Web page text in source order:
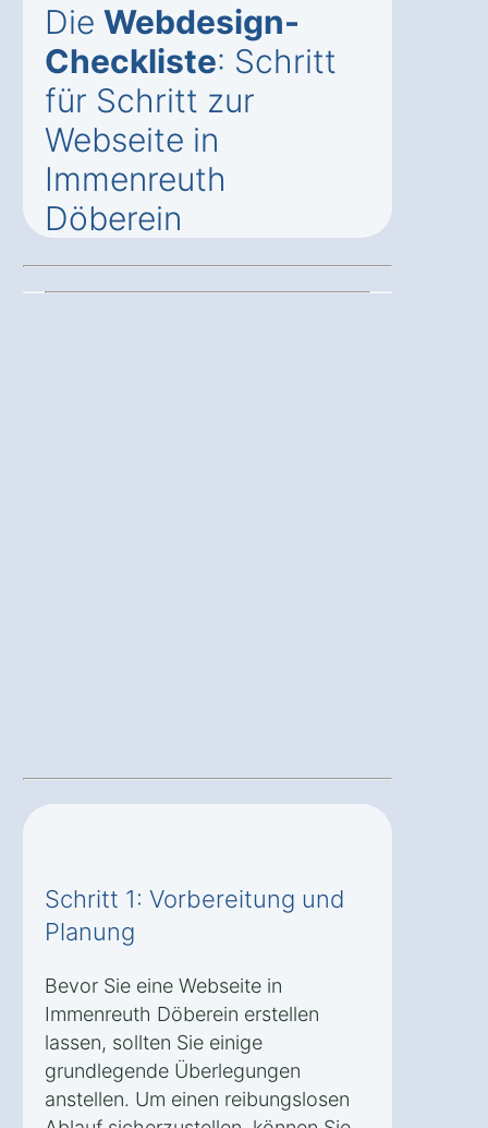
Die Webdesign-
Checkliste: Schritt
für Schritt zur
Webseite in
Immenreuth
Döberein
Schritt 1: Vorbereitung und
Planung
Bevor Sie eine Webseite in
Immenreuth Döberein erstellen
lassen, sollten Sie einige
grundlegende Überlegungen
anstellen. Um einen reibungslosen